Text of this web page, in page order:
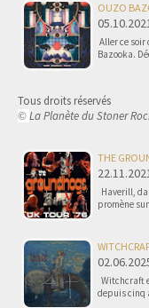
OUZO
Aller ce soir
Bazooka.
Tous droits réservés
© La Planète du Stoner
THE
Haverill,
promène
Witchcraft
depuis cinq